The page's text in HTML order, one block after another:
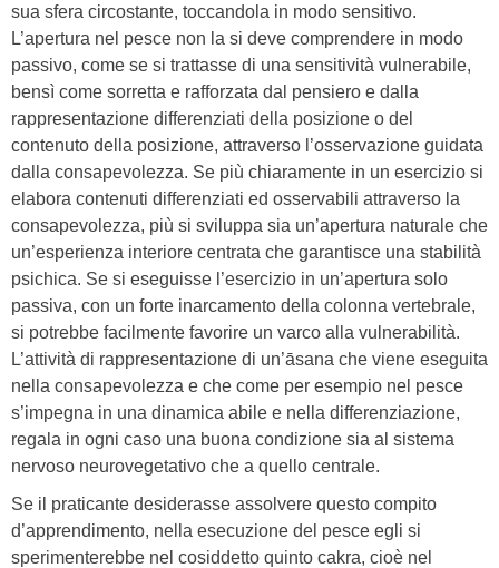
sua sfera circostante, toccandola in modo sensitivo.
L’apertura nel pesce non la si deve comprendere in modo
passivo, come se si trattasse di una sensitività vulnerabile,
bensì come sorretta e rafforzata dal pensiero e dalla
rappresentazione differenziati della posizione o del
contenuto della posizione, attraverso l’osservazione guidata
dalla consapevolezza. Se più chiaramente in un esercizio si
elabora contenuti differenziati ed osservabili attraverso la
consapevolezza, più si sviluppa sia un’apertura naturale che
un’esperienza interiore centrata che garantisce una stabilità
psichica. Se si eseguisse l’esercizio in un’apertura solo
passiva, con un forte inarcamento della colonna vertebrale,
si potrebbe facilmente favorire un varco alla vulnerabilità.
L’attività di rappresentazione di un’āsana che viene eseguita
nella consapevolezza e che come per esempio nel pesce
s’impegna in una dinamica abile e nella differenziazione,
regala in ogni caso una buona condizione sia al sistema
nervoso neurovegetativo che a quello centrale.
Se il praticante desiderasse assolvere questo compito
d’apprendimento, nella esecuzione del pesce egli si
sperimenterebbe nel cosiddetto quinto cakra, cioè nel